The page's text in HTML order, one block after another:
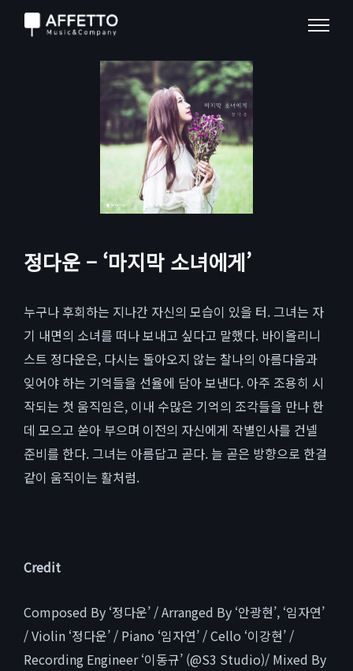
정다운 – ‘마지막 소녀에게’
누구나 후회하는 지나간 자신의 모습이 있을 터. 그녀는 자
기 내면의 소녀를 떠나 보내고 싶다고 말했다. 바이올리니
스트 정다운은, 다시는 돌아오지 않는 찰나의 아름다움과
잊어야 하는 기억들을 선율에 담아 보낸다. 아주 조용히 시
작되는 첫 움직임은, 이내 수많은 기억의 조각들을 만나 한
데 모으고 쏟아 부으며 이전의 자신에게 작별인사를 건넬
준비를 한다. 그녀는 아름답고 곧다. 늘 곧은 방향으로 한결
같이 움직이는 활처럼.
Credit
Composed By ‘정다운’ / Arranged By ‘안광현’, ‘임자연’
/ Violin ‘정다운’ / Piano ‘임자연’ / Cello ‘이강현’ /
Recording Engineer ‘이동규’ (@S3 Studio)/ Mixed By